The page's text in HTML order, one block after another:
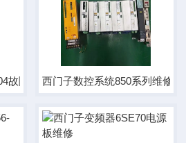
故障维修西门子数控系统850系列维修